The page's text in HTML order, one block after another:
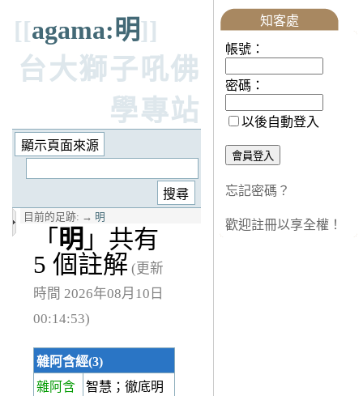
[[agama:明]]
台大獅子吼佛
學專站
目前的足跡: → 明
「 明 」共有
5 個註解 (更新
時間 2026年08月10日
00:14:53)
雜阿含經(3)
雜阿含
智慧；徹底明
知客處
帳號：
密碼：
以後自動登入
忘記密碼？
歡迎註冊以享全權！